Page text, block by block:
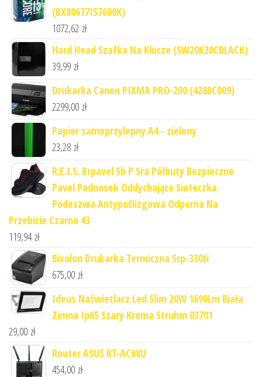
(BX80677I57600K)
1072,62 zł
Hard Head Szafka Na Klucze (SW20K20CBLACK)
39,99 zł
Drukarka Canon PIXMA PRO-200 (4280C009)
2299,00 zł
Papier samoprzylepny A4 - zielony
23,28 zł
R.E.I.S. Brpavel Sb P Sra Półbuty Bezpieczne
Pavel Podnosek Oddychające Siateczka
Podeszwa Antypoślizgowa Odporna Na
Przebicie Czarno 43
119,94 zł
Bixolon Drukarka Termiczna Srp-330Ii
675,00 zł
Ideus Naświetlacz Led Slim 20W 1690Lm Biała
Zimna Ip65 Szary Kroma Struhm 03701
29,00 zł
Router ASUS RT-AC68U
454,00 zł